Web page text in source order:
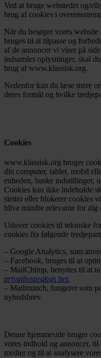
Ved at bruge webstedet og/
brug af cookies i
Når du besøger vores
bruges til at tilpasse og
af de annoncer vi viser på
indsamles oplysninger, skal
brug af www.klassisk.org.
Nedenfor kan du læse mere
deres formål og hvilke
Cookies
www.klassisk.org bruger
din computer, tablet, mobil
enheden, huske indstillinger,
Cookies kan ikke indeholde
sletter eller blokerer cookies
blive mindre relevante for
Udover cookies til tekniske
cookies fra følgende
– Google Analytics, som
– Facebook, bruges til at
– MailChimp, benyttes til at
privatlivspraksis her.
– Mailmunch, fungerer som
nyhedsbrev.
Denne hjemmeside bruger
vores indhold og annoncer,
medier og til at analysere